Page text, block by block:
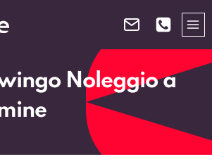
Noleggio a